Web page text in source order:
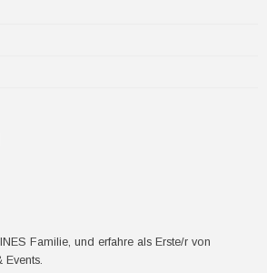
Familie, und erfahre als Erste/r von
Events.